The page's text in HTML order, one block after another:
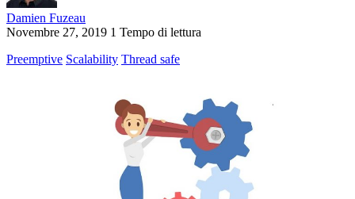
Damien Fuzeau
Novembre 27, 2019 1 Tempo di lettura
Preemptive Scalability Thread safe